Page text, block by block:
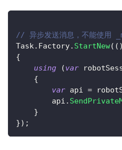
// 异步发送消息，不能使用
Task. Factory. StartNew( ( )
{
using
(var
{
var api =
        api
.
}
}) ;